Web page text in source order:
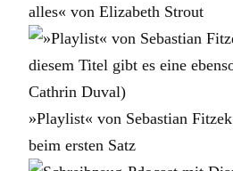
alles« von Elizabeth Strout
»Playlist« von Sebastian
beim ersten Satz